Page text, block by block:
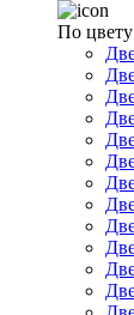
По цвету